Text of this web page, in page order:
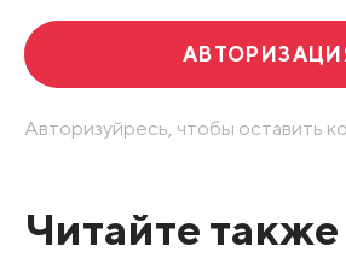
Авторизуйресь, чтобы оставить
Читайте также